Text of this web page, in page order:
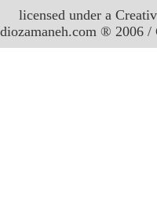
licensed under a